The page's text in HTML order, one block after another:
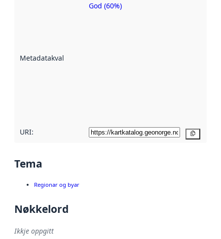
Metadatakvalitet
Metadatakvalitet
God (60%)
URI:
Tema
Regionar og byar
Nøkkelord
Ikkje oppgitt